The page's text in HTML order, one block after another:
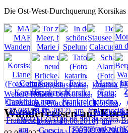
Die Ost-West-Durchquerung Korsikas
Weitere Reisen
Wanderreisen auf